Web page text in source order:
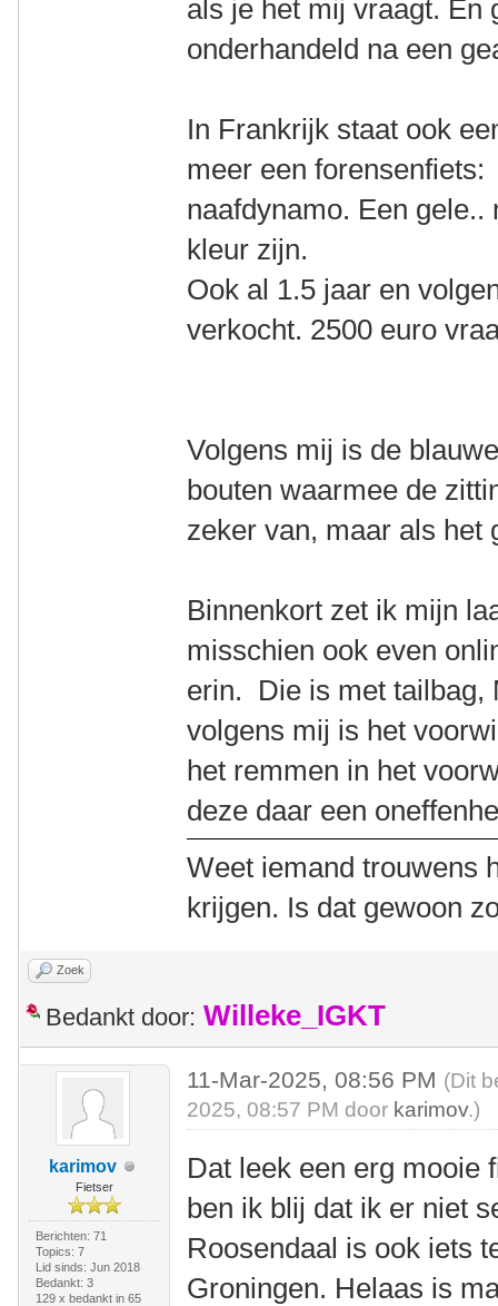
als je het mij vraagt. En
onderhandeld na een
In Frankrijk staat ook
meer een
naafdynamo. Een
kleur zijn.
Ook al 1.5 jaar en
verkocht. 2500 euro
Volgens mij is de
bouten waarmee de
zeker van, maar als het
Binnenkort zet ik mijn
misschien ook even
erin. Die is met tailbag,
volgens mij is het
het remmen in het
deze daar een
Weet iemand trouwens
krijgen. Is dat gewoon
Zoek
Bedankt door: Willeke_IGKT
karimov
Fietser
Berichten: 71
Topics: 7
Lid sinds: Jun 2018
Bedankt: 3
129 x bedankt in 65
11-Mar-2025, 08:56 PM (Dit
2025, 08:57 PM door karimov.)
Dat leek een erg mooie
ben ik blij dat ik er niet
Roosendaal is ook iets
Groningen. Helaas is